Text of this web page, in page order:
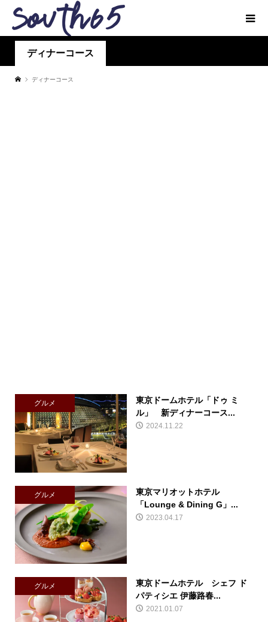
ディナーコース
ディナーコース
グルメ
東京ドームホテル「ドゥ ミ
ル」 新ディナーコース...
2024.11.22
グルメ
東京マリオットホテル
「Lounge & Dining G」...
2023.04.17
グルメ
東京ドームホテル シェフ ド
パティシエ 伊藤路春...
2021.01.07